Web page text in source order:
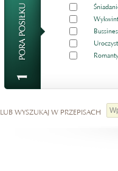
LUB WYSZUKAJ W PRZEPISACH